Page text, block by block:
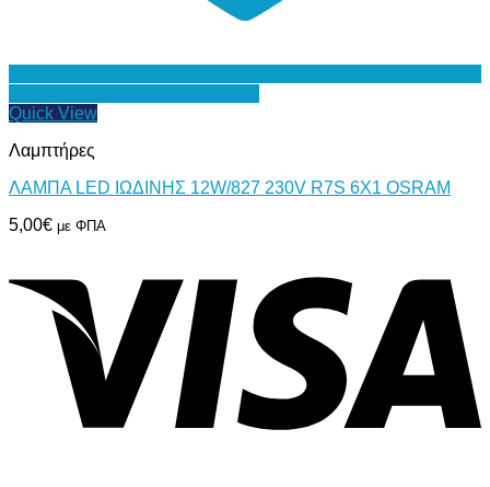
Quick View
Λαμπτήρες
ΛΑΜΠΑ LED ΙΩΔΙΝΗΣ 12W/827 230V R7S 6X1 OSRAM
5,00€ με ΦΠΑ